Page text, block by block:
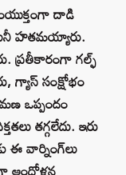
దాడి
హతమయ్యారు.
ప్రతీకారంగా గల్ఫ్
గ్యాస్ సంక్షోభం
ఒప్పందం
తగ్గలేదు. ఇరు
ఈ వార్నింగ్‌లు